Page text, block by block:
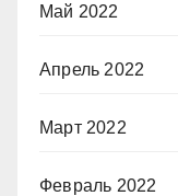
Май 2022
Апрель 2022
Март 2022
Февраль 2022